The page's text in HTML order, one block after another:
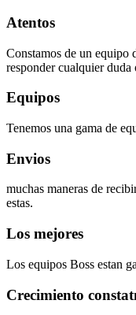
Atentos
Constamos de un equipo
responder cualquier duda
Equipos
Tenemos una gama de
Envios
muchas maneras de
estas.
Los mejores
Los equipos Boss estan
Crecimiento